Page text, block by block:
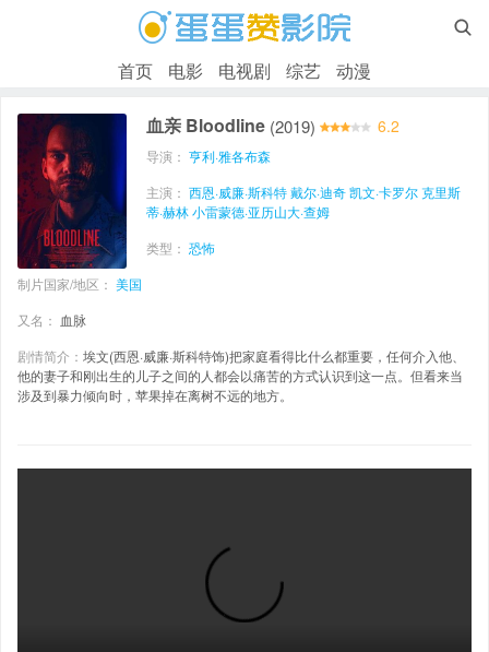

首页 电影 电视剧 综艺 动漫
血亲 Bloodline (2019) 6.2
导演： 亨利·雅各布森
主演： 西恩·威廉·斯科特戴尔·迪奇凯文·卡罗尔克里斯
蒂·赫林小雷蒙德·亚历山大·查姆
类型： 恐怖
制片国家/地区： 美国
又名： 血脉
剧情简介： 埃文(西恩·威廉·斯科特饰)把家庭看得比什么都重要，任何介入他、
他的妻子和刚出生的儿子之间的人都会以痛苦的方式认识到这一点。但看来当
涉及到暴力倾向时，苹果掉在离树不远的地方。